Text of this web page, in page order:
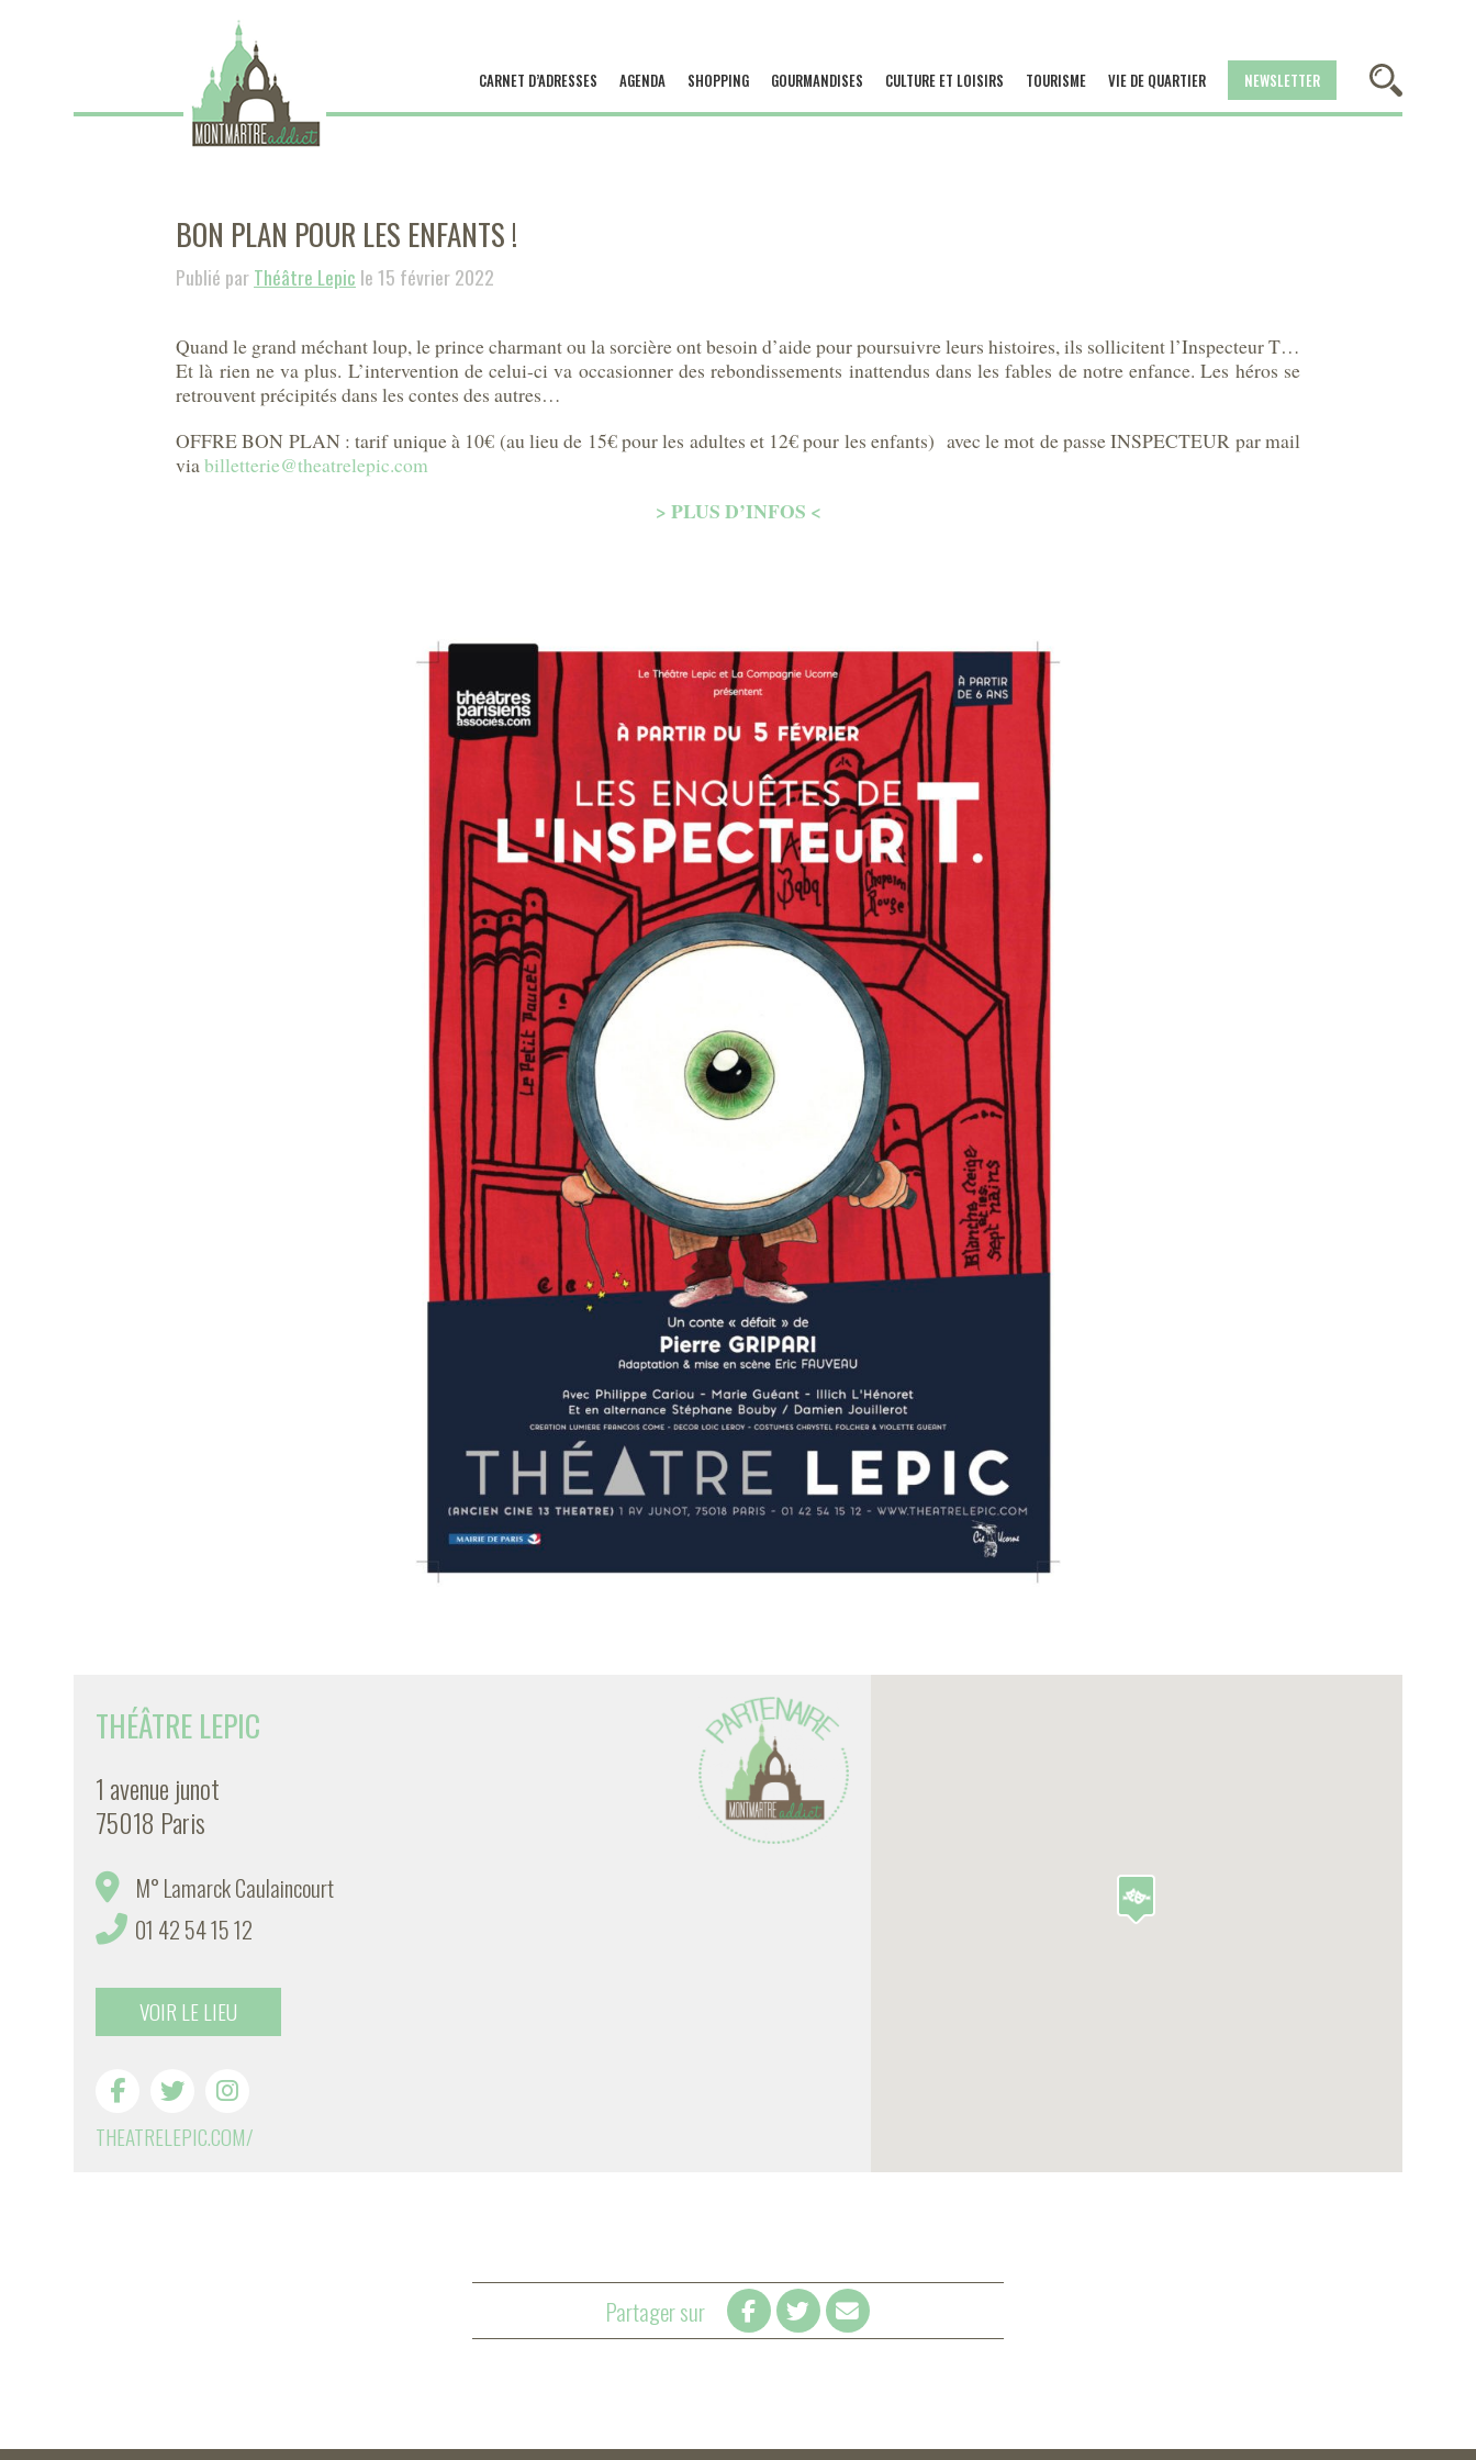
CARNET D’ADRESSES AGENDA SHOPPING GOURMANDISES CULTURE ET LOISIRS TOURISME VIE DE QUARTIER NEWSLETTER
BON PLAN POUR LES ENFANTS !
Publié parThéâtre Lepic le 15 février 2022
Quand le grand méchant loup, le prince charmant ou la sorcière ont besoin d’aide pour poursuivre leurs histoires, ils sollicitent l’Inspecteur T…
Et là rien ne va plus. L’intervention de celui-ci va occasionner des rebondissements inattendus dans les fables de notre enfance. Les héros se
retrouvent précipités dans les contes des autres…
OFFRE BON PLAN : tarif unique à 10€ (au lieu de 15€ pour les adultes et 12€ pour les enfants) avec le mot de passe INSPECTEUR par mail
viabilletterie@theatrelepic.com
>PLUS D’INFOS <
THÉÂTRE LEPIC
1 avenue junot
75018 Paris
M° Lamarck Caulaincourt
01 42 54 15 12
VOIR LE LIEU
THEATRELEPIC.COM/
Partager sur